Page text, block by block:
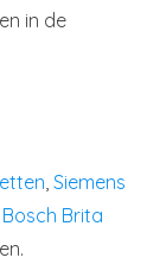
in de
, Siemens
Brita